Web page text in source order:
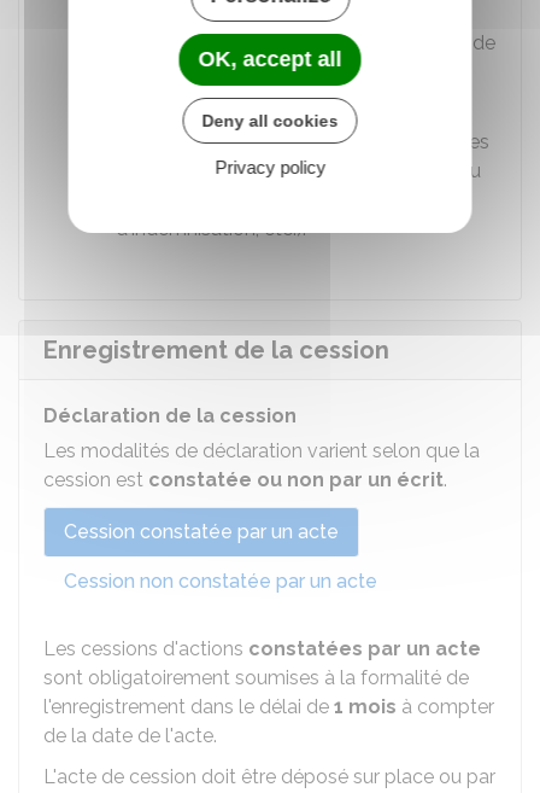
montant maximum à hauteur duquel le
cédant est engagé. Il ne sera pas obligé de
payer au-delà.
Modalités de mise en œuvre
informations supplémentaires nécessaires
pour appliquer la garantie (justification du
d'indemnisation, etc.).
Enregistrement de la cession
Déclaration de la cession
Les modalités de déclaration varient selon que la
cession est constatée ou non par un écrit.
Cession constatée par un acte
Cession non constatée par un acte
Les cessions d'actions constatées par un acte
sont obligatoirement soumises à la formalité de
l'enregistrement dans le délai de 1 mois à compter
de la date de l'acte.
L'acte de cession doit être déposé sur place ou par
OK, accept all
Deny all cookies
Privacy policy